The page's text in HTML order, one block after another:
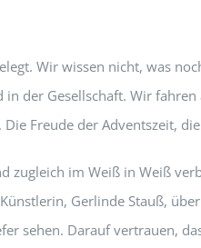
Wir wissen nicht, was
der Gesellschaft. Wir
Freude der Adventszeit,
zugleich im Weiß in Weiß
Gerlinde Stauß,
sehen. Darauf vertrauen,